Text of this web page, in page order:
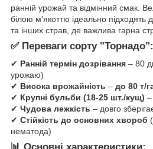
ранній урожай та відмінний смак.
білою м'якоттю ідеально підходять
та інших страв, де важлива гарна
✅ Переваги сорту "Торнадо":
✔ Ранній термін дозрівання – 80
урожаю)
✔ Висока врожайність – до 80 т/
✔ Крупні бульби (18-25 шт./кущ) –
✔ Чудова лежкість – довго
✔ Стійкість до основних хвороб
нематода)